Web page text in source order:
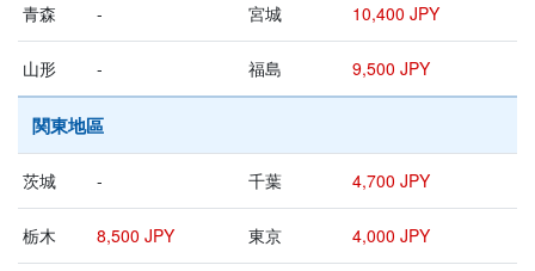
青森 - 宮城 10,400 JPY
山形 - 福島 9,500 JPY
関東地區
茨城 - 千葉 4,700 JPY
栃木 8,500 JPY 東京 4,000 JPY